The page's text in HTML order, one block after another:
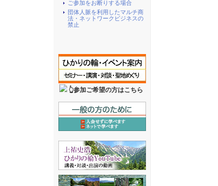
ご参加をお断りする場合
団体人脈を利用したマルチ商
法・ネットワークビジネスの
禁止
👆参加ご希望の方はこちら